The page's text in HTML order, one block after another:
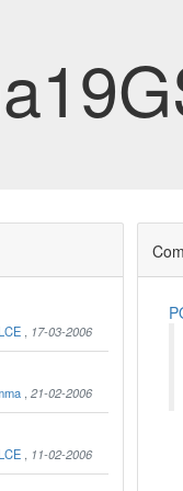
17-03-2006
,21-02-2006
11-02-2006